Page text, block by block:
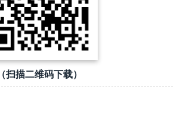
（扫描二维码下载）